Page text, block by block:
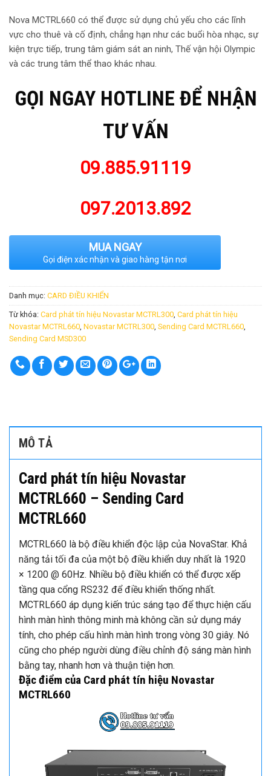
Nova MCTRL660 có thể được sử dụng chủ yếu cho các lĩnh
vực cho thuê và cố định, chẳng hạn như các buổi hòa nhạc, sự
kiện trực tiếp, trung tâm giám sát an ninh, Thế vận hội Olympic
và các trung tâm thể thao khác nhau.
GỌI NGAY HOTLINE ĐỂ NHẬN
TƯ VẤN
09.885.91119
097.2013.892
MUA NGAY
Gọi điện xác nhận và giao hàng tận nơi
Danh mục: CARD ĐIỀU KHIỂN
Từ khóa: Card phát tín hiệu Novastar MCTRL300 Card phát tín hiệu
Novastar MCTRL660 Novastar MCTRL300 Sending Card MCTRL660
Sending Card MSD300
MÔ TẢ
Card phát tín hiệu Novastar
MCTRL660 – Sending Card
MCTRL660
MCTRL660 là bộ điều khiển độc lập của NovaStar. Khả
năng tải tối đa của một bộ điều khiển duy nhất là 1920
× 1200 @ 60Hz. Nhiều bộ điều khiển có thể được xếp
tầng qua cổng RS232 để điều khiển thống nhất.
MCTRL660 áp dụng kiến trúc sáng tạo để thực hiện cấu
hình màn hình thông minh mà không cần sử dụng máy
tính, cho phép cấu hình màn hình trong vòng 30 giây. Nó
cũng cho phép người dùng điều chỉnh độ sáng màn hình
bằng tay, nhanh hơn và thuận tiện hơn.
Đặc điểm của Card phát tín hiệu Novastar
MCTRL660